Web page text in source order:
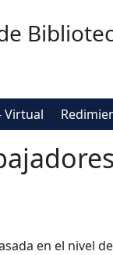
Virtual
en el nivel